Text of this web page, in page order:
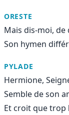
ORESTE
Mais dis-moi,
Son hymen
PYLADE
Hermione,
Semble de son
Et croit que trop